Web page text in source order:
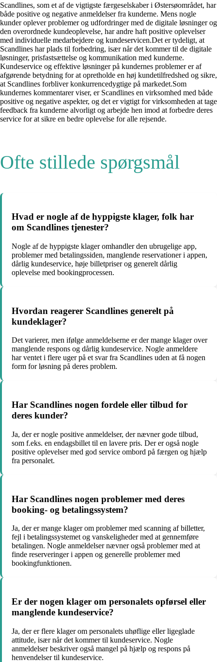
Scandlines, som et af de vigtigste færgeselskaber i Østersøområdet, har
både positive og negative anmeldelser fra kunderne. Mens nogle
kunder oplever problemer og udfordringer med de digitale løsninger og
den overordnede kundeoplevelse, har andre haft positive oplevelser
med individuelle medarbejdere og kundeservicen.Det er tydeligt, at
Scandlines har plads til forbedring, især når det kommer til de digitale
løsninger, prisfastsættelse og kommunikation med kunderne.
Kundeservice og effektive løsninger på kundernes problemer er af
afgørende betydning for at opretholde en høj kundetilfredshed og sikre,
at Scandlines forbliver konkurrencedygtige på markedet.Som
kundernes kommentarer viser, er Scandlines en virksomhed med både
positive og negative aspekter, og det er vigtigt for virksomheden at tage
feedback fra kunderne alvorligt og arbejde hen imod at forbedre deres
service for at sikre en bedre oplevelse for alle rejsende.
Ofte stillede spørgsmål
Hvad er nogle af de hyppigste klager, folk har
om Scandlines tjenester?
Nogle af de hyppigste klager omhandler den ubrugelige app,
problemer med betalingssiden, manglende reservationer i appen,
dårlig kundeservice, høje billetpriser og generelt dårlig
oplevelse med bookingprocessen.
Hvordan reagerer Scandlines generelt på
kundeklager?
Det varierer, men ifølge anmeldelserne er der mange klager over
manglende respons og dårlig kundeservice. Nogle anmeldere
har ventet i flere uger på et svar fra Scandlines uden at få nogen
form for løsning på deres problem.
Har Scandlines nogen fordele eller tilbud for
deres kunder?
Ja, der er nogle positive anmeldelser, der nævner gode tilbud,
som f.eks. en endagsbillet til en lavere pris. Der er også nogle
positive oplevelser med god service ombord på færgen og hjælp
fra personalet.
Har Scandlines nogen problemer med deres
booking- og betalingssystem?
Ja, der er mange klager om problemer med scanning af billetter,
fejl i betalingssystemet og vanskeligheder med at gennemføre
betalingen. Nogle anmeldelser nævner også problemer med at
finde reserveringer i appen og generelle problemer med
bookingfunktionen.
Er der nogen klager om personalets opførsel eller
manglende kundeservice?
Ja, der er flere klager om personalets uhøflige eller ligeglade
attitude, især når det kommer til kundeservice. Nogle
anmeldelser beskriver også mangel på hjælp og respons på
henvendelser til kundeservice.